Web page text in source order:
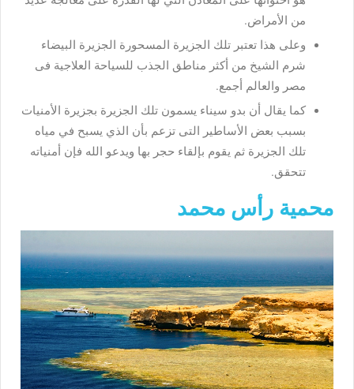
من الأمراض.
وعلى هذا تعتبر تلك الجزيرة المسحورة الجزيرة البيضاء
شرم الشيخ من أكثر مناطق الجذب للسياحة العلاجية فى
مصر والعالم أجمع.
كما يقال أن بدو سيناء يسمون تلك الجزيرة بجزيرة الأمنيات
بسبب بعض الأساطير التى تزعم بأن الذي يسبح في مياه
تلك الجزيرة ثم يقوم بإلقاء حجر بها ويدعو الله فإن أمنياته
تتحقق.
محمية رأس محمد